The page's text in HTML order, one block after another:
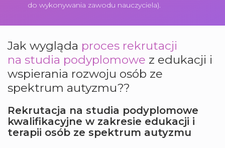
do wykonywania zawodu nauczyciela).
Jak wygląda proces rekrutacji
na studia podyplomowe z edukacji i
wspierania rozwoju osób ze
spektrum autyzmu??
Rekrutacja na studia podyplomowe
kwalifikacyjne w zakresie edukacji i
terapii osób ze spektrum autyzmu